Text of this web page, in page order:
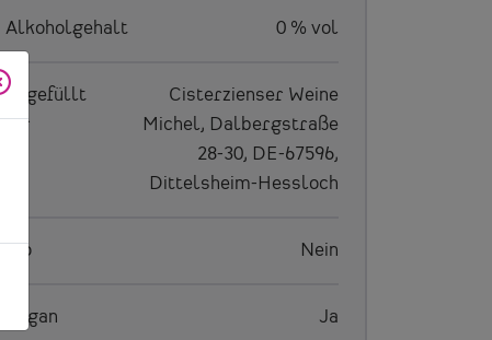
Alkoholgehalt 0 % vol
abgefüllt
für
Cisterzienser Weine
Michel, Dalbergstraße
28-30, DE-67596,
Dittelsheim-Hessloch
Bio Nein
Vegan Ja